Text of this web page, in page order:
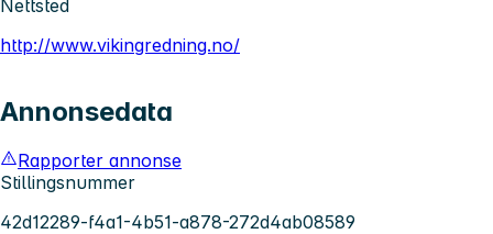
Nettsted
http://www.vikingredning.no/
Annonsedata
Rapporter annonse
Stillingsnummer
42d12289-f4a1-4b51-a878-272d4ab08589